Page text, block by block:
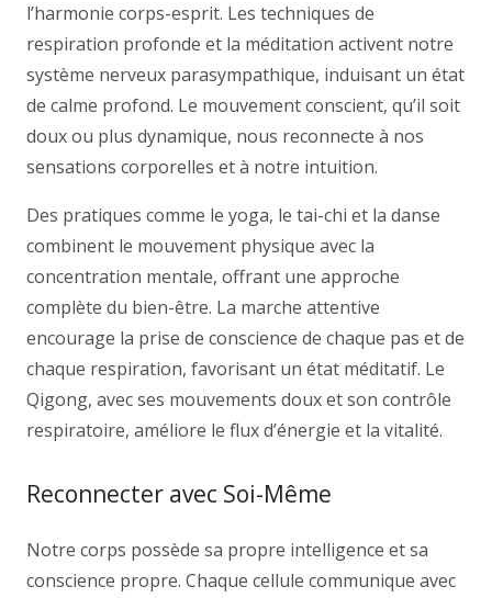
l’harmonie corps-esprit. Les techniques de
respiration profonde et la méditation activent notre
système nerveux parasympathique, induisant un état
de calme profond. Le mouvement conscient, qu’il soit
doux ou plus dynamique, nous reconnecte à nos
sensations corporelles et à notre intuition.
Des pratiques comme le yoga, le tai-chi et la danse
combinent le mouvement physique avec la
concentration mentale, offrant une approche
complète du bien-être. La marche attentive
encourage la prise de conscience de chaque pas et de
chaque respiration, favorisant un état méditatif. Le
Qigong, avec ses mouvements doux et son contrôle
respiratoire, améliore le flux d’énergie et la vitalité.
Reconnecter avec Soi-Même
Notre corps possède sa propre intelligence et sa
conscience propre. Chaque cellule communique avec